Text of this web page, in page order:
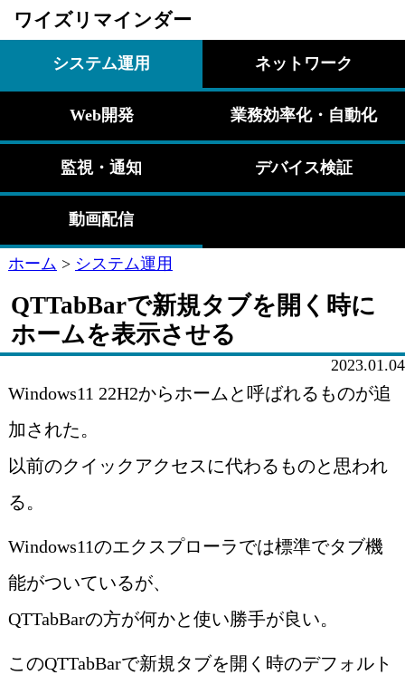
ワイズリマインダー
システム運用 ネットワーク
Web開発 業務効率化・自動化
監視・通知 デバイス検証
動画配信
ホーム > システム運用
QTTabBarで新規タブを開く時に
ホームを表示させる
2023.01.04
Windows11 22H2からホームと呼ばれるものが追
加された。
以前のクイックアクセスに代わるものと思われ
る。
Windows11のエクスプローラでは標準でタブ機
能がついているが、
QTTabBarの方が何かと使い勝手が良い。
このQTTabBarで新規タブを開く時のデフォルト